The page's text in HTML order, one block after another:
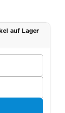
auf Lager